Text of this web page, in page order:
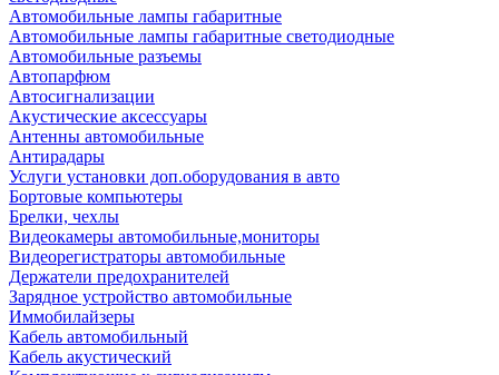
Автомобильные лампы габаритные
Автомобильные лампы габаритные светодиодные
Автомобильные разъемы
Автопарфюм
Автосигнализации
Акустические аксессуары
Антенны автомобильные
Антирадары
Услуги установки доп.оборудования в авто
Бортовые компьютеры
Брелки, чехлы
Видеокамеры автомобильные,мониторы
Видеорегистраторы автомобильные
Держатели предохранителей
Зарядное устройство автомобильные
Иммобилайзеры
Кабель автомобильный
Кабель акустический